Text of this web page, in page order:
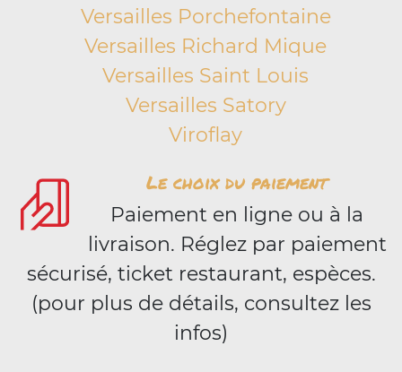
Versailles Porchefontaine
Versailles Richard Mique
Versailles Saint Louis
Versailles Satory
Viroflay
Le choix du paiement
Paiement en ligne ou à la
livraison. Réglez par paiement
sécurisé, ticket restaurant, espèces.
(pour plus de détails, consultez les
infos)